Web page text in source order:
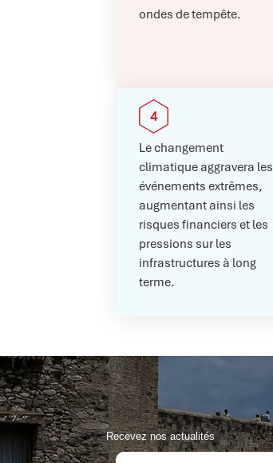
ondes de tempête.
Le changement
climatique aggravera les
événements extrêmes,
augmentant ainsi les
risques financiers et les
pressions sur les
infrastructures à long
terme.
Recevez nos actualités